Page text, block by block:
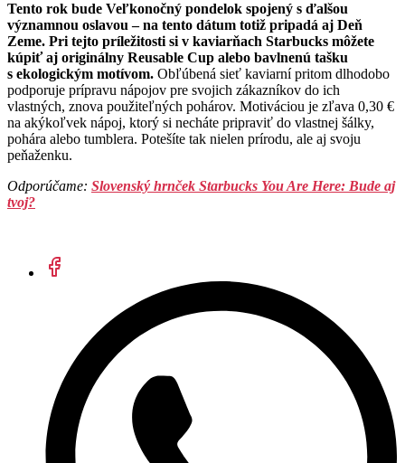
Tento rok bude Veľkonočný pondelok spojený s ďalšou
významnou oslavou – na tento dátum totiž pripadá aj Deň
Zeme. Pri tejto príležitosti si v kaviarňach Starbucks môžete
kúpiť aj originálny Reusable Cup alebo bavlnenú tašku
s ekologickým motívom. Obľúbená sieť kaviarní pritom dlhodobo
podporuje prípravu nápojov pre svojich zákazníkov do ich
vlastných, znova použiteľných pohárov. Motiváciou je zľava 0,30 €
na akýkoľvek nápoj, ktorý si necháte pripraviť do vlastnej šálky,
pohára alebo tumblera. Potešíte tak nielen prírodu, ale aj svoju
peňaženku.
Odporúčame: Slovenský hrnček Starbucks You Are Here: Bude aj
tvoj?